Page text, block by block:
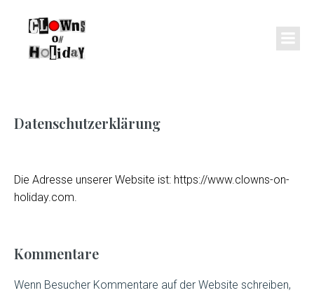
Datenschutzerklärung
Die Adresse unserer Website ist: https://www.clowns-on-
holiday.com.
Kommentare
Wenn Besucher Kommentare auf der Website schreiben,